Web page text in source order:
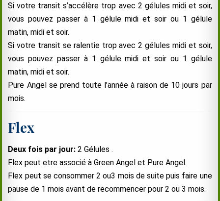
Si votre transit s’accélère trop avec 2 gélules midi et soir,
vous pouvez passer à 1 gélule midi et soir ou 1 gélule
matin, midi et soir.
Si votre transit se ralentie trop avec 2 gélules midi et soir,
vous pouvez passer à 1 gélule midi et soir ou 1 gélule
matin, midi et soir.
Pure Angel se prend toute l’année à raison de 10 jours par
mois.
Flex
Deux fois par jour: 2 Gélules.
Flex peut etre associé à Green Angel et Pure Angel.
Flex peut se consommer 2 ou3 mois de suite puis faire une
pause de 1 mois avant de recommencer pour 2 ou 3 mois.